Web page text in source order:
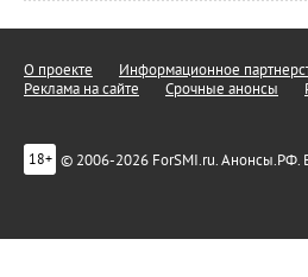
О проекте Информационное
Реклама на сайте
Срочные анонсы
18+ © 2006-2026 ForSMI.ru. Анонсы.РФ.